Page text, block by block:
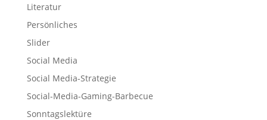
Literatur
Persönliches
Slider
Social Media
Social Media-Strategie
Social-Media-Gaming-Barbecue
Sonntagslektüre